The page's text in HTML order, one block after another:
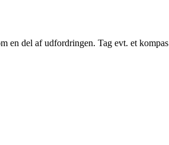
del af udfordringen. Tag evt. et